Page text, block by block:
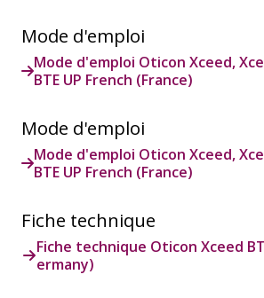
Mode d'emploi
Mode d'emploi Oticon Xceed,
BTE UP French (France)
Mode d'emploi
Mode d'emploi Oticon Xceed,
BTE UP French (France)
Fiche technique
Fiche technique Oticon Xceed
ermany)